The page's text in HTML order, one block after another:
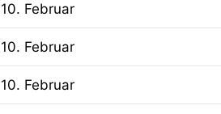
10. Februar
10. Februar
10. Februar